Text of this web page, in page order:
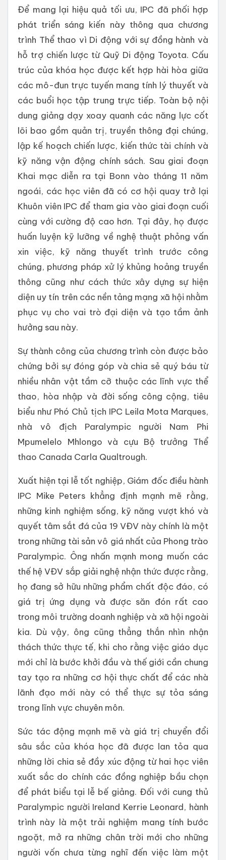
Để mang lại hiệu quả tối ưu, IPC đã phối hợp
phát triển sáng kiến này thông qua chương
trình Thể thao vì Di động với sự đồng hành và
hỗ trợ chiến lược từ Quỹ Di động Toyota. Cấu
trúc của khóa học được kết hợp hài hòa giữa
các mô-đun trực tuyến mang tính lý thuyết và
các buổi học tập trung trực tiếp. Toàn bộ nội
dung giảng dạy xoay quanh các năng lực cốt
lõi bao gồm quản trị, truyền thông đại chúng,
lập kế hoạch chiến lược, kiến thức tài chính và
kỹ năng vận động chính sách. Sau giai đoạn
Khai mạc diễn ra tại Bonn vào tháng 11 năm
ngoái, các học viên đã có cơ hội quay trở lại
Khuôn viên IPC để tham gia vào giai đoạn cuối
cùng với cường độ cao hơn. Tại đây, họ được
huấn luyện kỹ lưỡng về nghệ thuật phỏng vấn
xin việc, kỹ năng thuyết trình trước công
chúng, phương pháp xử lý khủng hoảng truyền
thông cũng như cách thức xây dựng sự hiện
diện uy tín trên các nền tảng mạng xã hội nhằm
phục vụ cho vai trò đại diện và tạo tầm ảnh
hưởng sau này.
Sự thành công của chương trình còn được bảo
chứng bởi sự đóng góp và chia sẻ quý báu từ
nhiều nhân vật tầm cỡ thuộc các lĩnh vực thể
thao, hòa nhập và đời sống công cộng, tiêu
biểu như Phó Chủ tịch IPC Leila Mota Marques,
nhà vô địch Paralympic người Nam Phi
Mpumelelo Mhlongo và cựu Bộ trưởng Thể
thao Canada Carla Qualtrough.
Xuất hiện tại lễ tốt nghiệp, Giám đốc điều hành
IPC Mike Peters khẳng định mạnh mẽ rằng,
những kinh nghiệm sống, kỹ năng vượt khó và
quyết tâm sắt đá của 19 VĐV này chính là một
trong những tài sản vô giá nhất của Phong trào
Paralympic. Ông nhấn mạnh mong muốn các
thế hệ VĐV sắp giải nghệ nhận thức được rằng,
họ đang sở hữu những phẩm chất độc đáo, có
giá trị ứng dụng và được săn đón rất cao
trong môi trường doanh nghiệp và xã hội ngoài
kia. Dù vậy, ông cũng thẳng thắn nhìn nhận
thách thức thực tế, khi cho rằng việc giáo dục
mới chỉ là bước khởi đầu và thế giới cần chung
tay tạo ra những cơ hội thực chất để các nhà
lãnh đạo mới này có thể thực sự tỏa sáng
trong lĩnh vực chuyên môn.
Sức tác động mạnh mẽ và giá trị chuyển đổi
sâu sắc của khóa học đã được lan tỏa qua
những lời chia sẻ đầy xúc động từ hai học viên
xuất sắc do chính các đồng nghiệp bầu chọn
để phát biểu tại lễ bế giảng. Đối với cung thủ
Paralympic người Ireland Kerrie Leonard, hành
trình này là một trải nghiệm mang tính bước
ngoặt, mở ra những chân trời mới cho những
người vốn chưa từng nghĩ đến việc làm một